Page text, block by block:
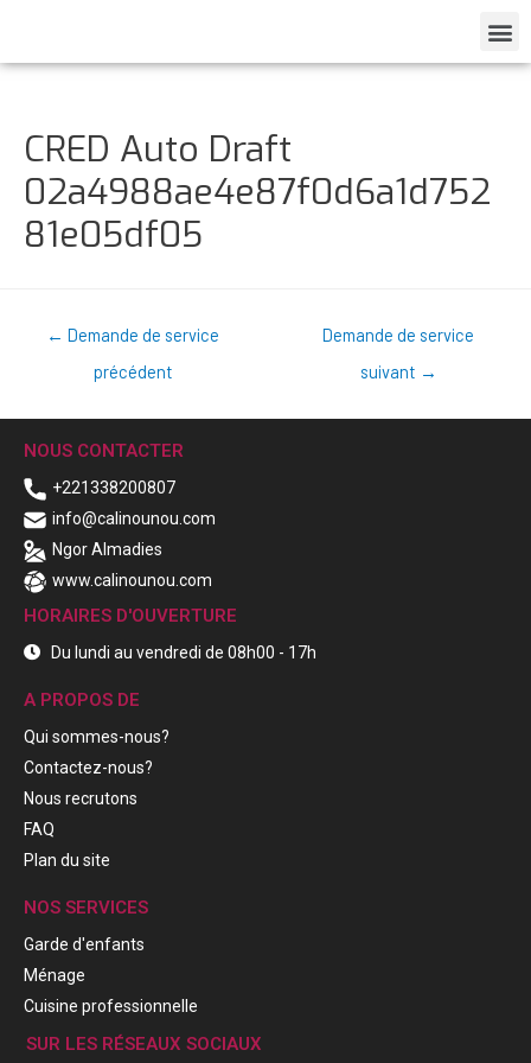
CRED Auto Draft
02a4988ae4e87f0d6a1d752
81e05df05
← Demande de service
précédent
Demande de service
suivant →
NOUS CONTACTER
+221338200807
info@calinounou.com
Ngor Almadies
www.calinounou.com
HORAIRES D'OUVERTURE
Du lundi au vendredi de 08h00 - 17h
A PROPOS DE
Qui sommes-nous?
Contactez-nous?
Nous recrutons
FAQ
Plan du site
NOS SERVICES
Garde d'enfants
Ménage
Cuisine professionnelle
SUR LES RÉSEAUX SOCIAUX